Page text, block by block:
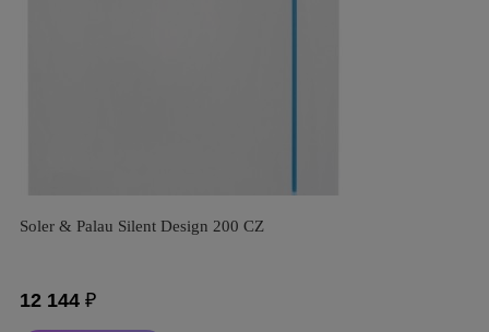
Soler & Palau Silent Design 200 CZ
12 144 ₽